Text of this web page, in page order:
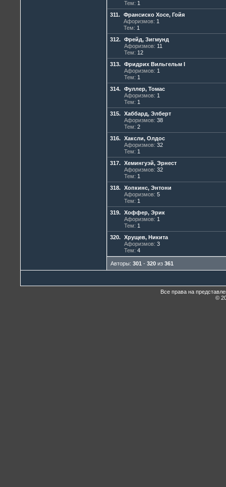
Тем: 1
311. Франсиско Хосе, Гойя
Афоризмов: 1
Тем: 1
312. Фрейд, Зигмунд
Афоризмов: 11
Тем: 12
313. Фридрих Вильгельм I
Афоризмов: 1
Тем: 1
314. Фуллер, Томас
Афоризмов: 1
Тем: 1
315. Хаббард, Элберт
Афоризмов: 38
Тем: 2
316. Хаксли, Олдос
Афоризмов: 32
Тем: 1
317. Хемингуэй, Эрнест
Афоризмов: 32
Тем: 1
318. Хопкинс, Энтони
Афоризмов: 5
Тем: 1
319. Хоффер, Эрик
Афоризмов: 1
Тем: 1
320. Хрущев, Никита
Афоризмов: 3
Тем: 4
Авторы: 301 - 320 из 361
Все права на
©